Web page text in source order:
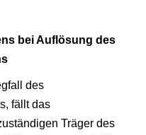
bei Auflösung des
des
fällt das
Träger des